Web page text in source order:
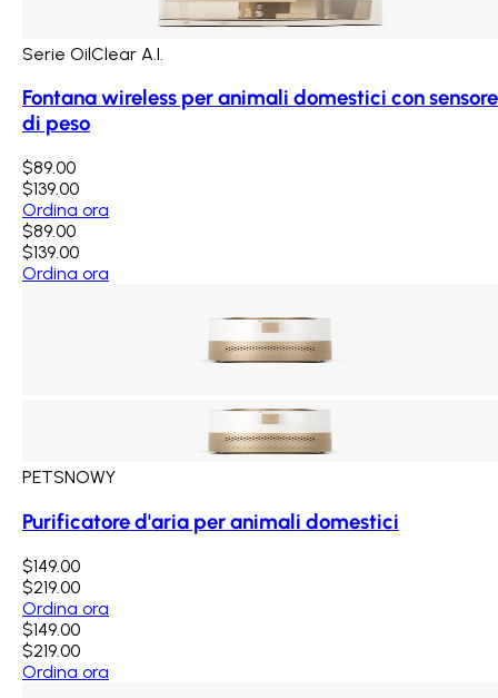
Serie OilClear A.I.
Fontana wireless per animali domestici con sensore
di peso
$89.00
$139.00
Ordina ora
$89.00
$139.00
Ordina ora
PETSNOWY
Purificatore d'aria per animali domestici
$149.00
$219.00
Ordina ora
$149.00
$219.00
Ordina ora